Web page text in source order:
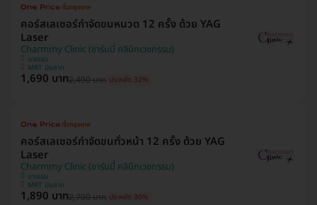
คอร์สเลเซอร์กำจัดขนหนวด 12 ครั้ง ด้วย YAG
Laser
Charmmy Clinic (ชาร์มมี่ คลินิกเวชกรรม)
บางเขน
MRT มัยลาภ
1,690 บาท2,490 บาท ประหยัด 32%
คอร์สเลเซอร์กำจัดขนทั่วหน้า 12 ครั้ง ด้วย YAG
Laser
Charmmy Clinic (ชาร์มมี่ คลินิกเวชกรรม)
บางเขน
MRT มัยลาภ
1,890 บาท2,700 บาท ประหยัด 30%